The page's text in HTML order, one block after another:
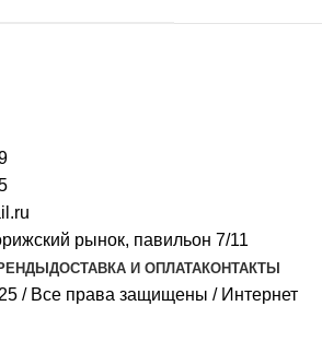
рынок, павильон 7/11
ДОСТАВКА И ОПЛАТАКОНТАКТЫ
/ Все права защищены / Интернет